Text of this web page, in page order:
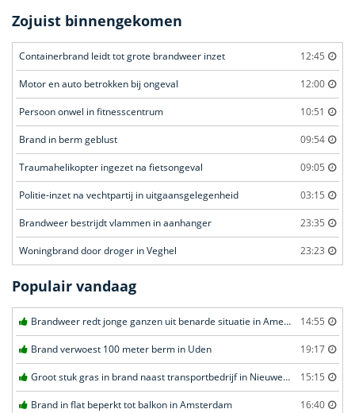
Zojuist binnengekomen
Containerbrand leidt tot grote brandweer inzet 12:45
Motor en auto betrokken bij ongeval 12:00
Persoon onwel in fitnesscentrum 10:51
Brand in berm geblust 09:54
Traumahelikopter ingezet na fietsongeval 09:05
Politie-inzet na vechtpartij in uitgaansgelegenheid 03:15
Brandweer bestrijdt vlammen in aanhanger 23:35
Woningbrand door droger in Veghel 23:23
Populair vandaag
Brandweer redt jonge ganzen uit benarde situatie in Amersfoort 14:55
Brand verwoest 100 meter berm in Uden 19:17
Groot stuk gras in brand naast transportbedrijf in Nieuwegein 15:15
Brand in flat beperkt tot balkon in Amsterdam 16:40